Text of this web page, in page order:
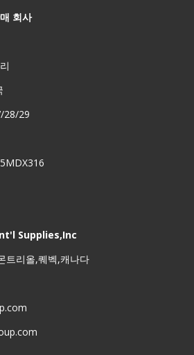
회사
28/29
Supplies,Inc
트리올,퀘벡,캐나다